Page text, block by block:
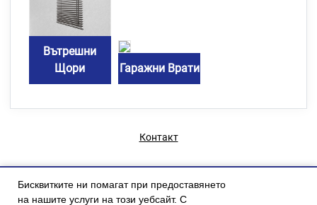
Бисквитките ни помагат при предоставянето
на нашите услуги на този уебсайт. С
Вътрешни
Щори
Гаражни Врати
Контакт